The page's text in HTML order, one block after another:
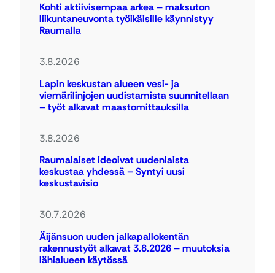
Kohti aktiivisempaa arkea – maksuton
liikuntaneuvonta työikäisille käynnistyy
Raumalla
3.8.2026
Lapin keskustan alueen vesi- ja
viemärilinjojen uudistamista suunnitellaan
– työt alkavat maastomittauksilla
3.8.2026
Raumalaiset ideoivat uudenlaista
keskustaa yhdessä – Syntyi uusi
keskustavisio
30.7.2026
Äijänsuon uuden jalkapallokentän
rakennustyöt alkavat 3.8.2026 – muutoksia
lähialueen käytössä